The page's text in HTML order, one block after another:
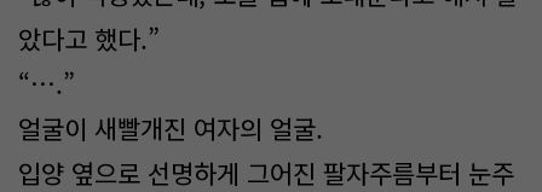
았다고 했다.”
“….”
얼굴이 새빨개진 여자의 얼굴.
입양 옆으로 선명하게 그어진 팔자주름부터 눈주